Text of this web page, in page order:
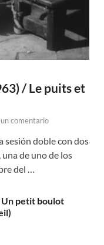
/ Le puits et
comentario
sesión doble con dos
de uno de los
del …
petit boulot